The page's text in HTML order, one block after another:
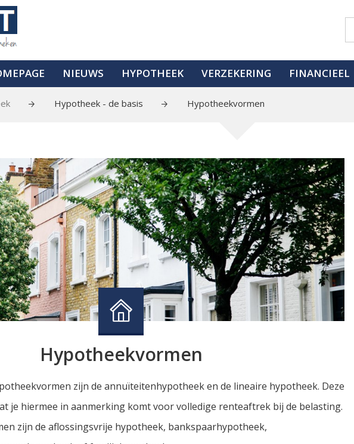
NIEUWS HYPOTHEEK VERZEKERING FINANCIEEL
Hypotheek - de basis Hypotheekvormen
Hypotheekvormen
zijn de annuïteitenhypotheek en de lineaire hypotheek. Deze
je hiermee in aanmerking komt voor volledige renteaftrek bij de belasting.
zijn de aflossingsvrije hypotheek, bankspaarhypotheek,